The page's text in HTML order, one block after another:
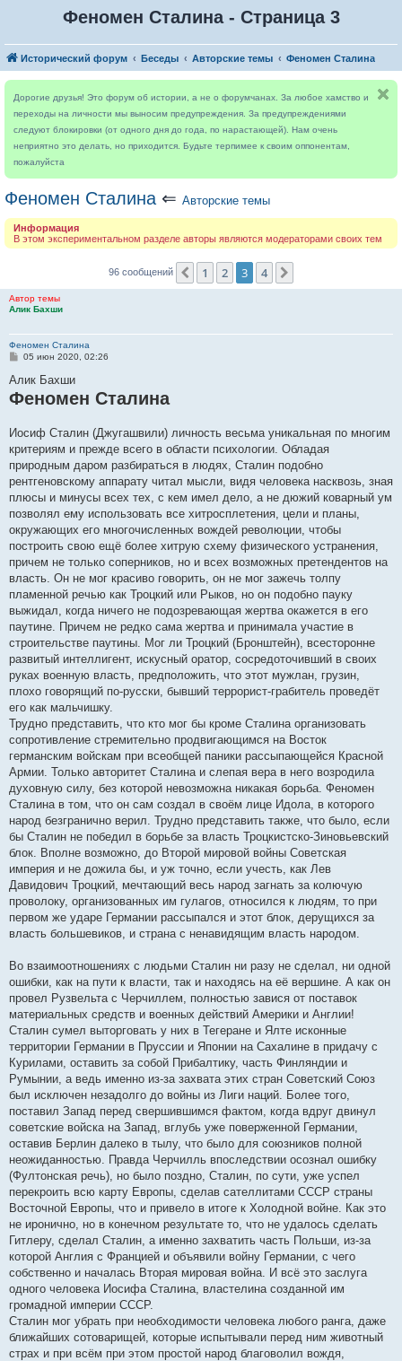
Феномен Сталина - Страница 3
Исторический форум Беседы Авторские темы Феномен Сталина
Дорогие друзья! Это форум об истории, а не о форумчанах. За любое хамство и
переходы на личности мы выносим предупреждения. За предупреждениями
следуют блокировки (от одного дня до года, по нарастающей). Нам очень
неприятно это делать, но приходится. Будьте терпимее к своим оппонентам,
пожалуйста
Феномен Сталина ⇐ Авторские темы
Информация
В этом экспериментальном разделе авторы являются модераторами своих тем
96 сообщений Пред.
1 2 3 4
Автор темы
Алик Бахши
Феномен Сталина
С
о
щ
и
05 июн 2020, 02:26
Алик Бахши
Феномен Сталина
Иосиф Сталин (Джугашвили) личность весьма уникальная по многим
критериям и прежде всего в области психологии. Обладая
природным даром разбираться в людях, Сталин подобно
рентгеновскому аппарату читал мысли, видя человека насквозь, зная
плюсы и минусы всех тех, с кем имел дело, а не дюжий коварный ум
позволял ему использовать все хитросплетения, цели и планы,
окружающих его многочисленных вождей революции, чтобы
построить свою ещё более хитрую схему физического устранения,
причем не только соперников, но и всех возможных претендентов на
власть. Он не мог красиво говорить, он не мог зажечь толпу
пламенной речью как Троцкий или Рыков, но он подобно пауку
выжидал, когда ничего не подозревающая жертва окажется в его
паутине. Причем не редко сама жертва и принимала участие в
строительстве паутины. Мог ли Троцкий (Брoнштейн), всесторонне
развитый интеллигент, искусный оратор, сосредоточивший в своих
руках военную власть, предположить, что этот мужлан, грузин,
плохо говорящий по-русски, бывший террорист-грабитель проведёт
его как мальчишку.
Трудно представить, что кто мог бы кроме Сталина организовать
сопротивление стремительно продвигающимся на Восток
германским войскам при всеобщей паники рассыпающейся Красной
Армии. Только авторитет Сталина и слепая вера в него возродила
духовную силу, без которой невозможна никакая борьба. Феномен
Сталина в том, что он сам создал в своём лице Идола, в которого
народ безгранично верил. Трудно представить также, что было, если
бы Сталин не победил в борьбе за власть Троцкистско-Зиновьевский
блок. Вполне возможно, до Второй мировой войны Советская
империя и не дожила бы, и уж точно, если учесть, как Лев
Давидович Троцкий, мечтающий весь народ загнать за колючую
проволоку, организованных им гулагов, относился к людям, то при
первом же ударе Германии рассыпался и этот блок, дерущихся за
власть большевиков, и страна с ненавидящим власть народом.
Во взаимоотношениях с людьми Сталин ни разу не сделал, ни одной
ошибки, как на пути к власти, так и находясь на её вершине. А как он
провел Рузвельта с Черчиллем, полностью завися от поставок
материальных средств и военных действий Америки и Англии!
Сталин сумел выторговать у них в Тегеране и Ялте исконные
территории Германии в Пруссии и Японии на Сахалине в придачу с
Курилами, оставить за собой Прибалтику, часть Финляндии и
Румынии, а ведь именно из-за захвата этих стран Советский Союз
был исключен незадолго до войны из Лиги наций. Более того,
поставил Запад перед свершившимся фактом, когда вдруг двинул
советские войска на Запад, вглубь уже поверженной Германии,
оставив Берлин далеко в тылу, что было для союзников полной
неожиданностью. Правда Черчилль впоследствии осознал ошибку
(Фултонская речь), но было поздно, Сталин, по сути, уже успел
перекроить всю карту Европы, сделав сателлитами СССР страны
Восточной Европы, что и привело в итоге к Холодной войне. Как это
не иронично, но в конечном результате то, что не удалось сделать
Гитлеру, сделал Сталин, а именно захватить часть Польши, из-за
которой Англия с Францией и объявили войну Германии, с чего
собственно и началась Вторая мировая война. И всё это заслуга
одного человека Иосифа Сталина, властелина созданной им
громадной империи СССР.
Сталин мог убрать при необходимости человека любого ранга, даже
ближайших сотоварищей, которые испытывали перед ним животный
страх и при всём при этом простой народ благоволил вождя,